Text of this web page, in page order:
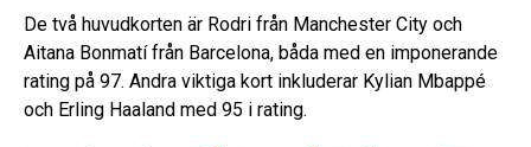
De två huvudkorten är Rodri från Manchester City och
Aitana Bonmatí från Barcelona, båda med en imponerande
rating på 97. Andra viktiga kort inkluderar Kylian Mbappé
och Erling Haaland med 95 i rating.